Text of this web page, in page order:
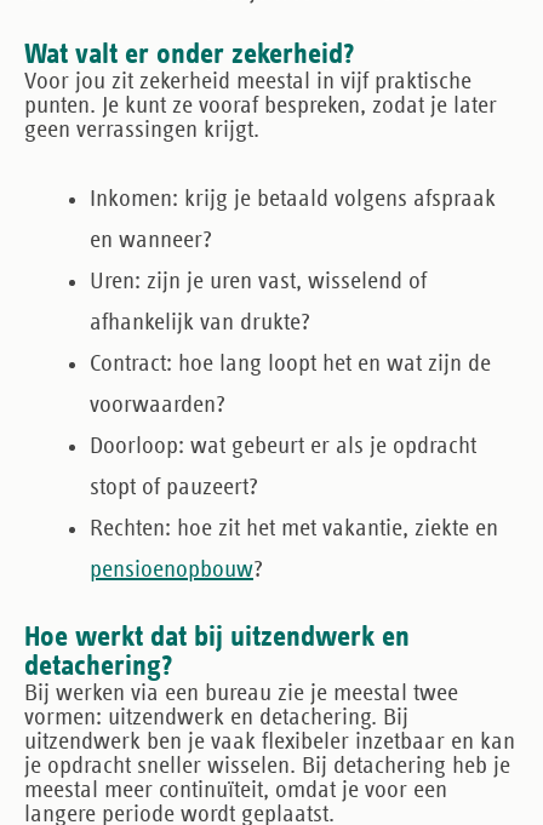
Wat valt er onder zekerheid?
Voor jou zit zekerheid meestal in vijf praktische
punten. Je kunt ze vooraf bespreken, zodat je later
geen verrassingen krijgt.
Inkomen: krijg je betaald volgens afspraak
en wanneer?
Uren: zijn je uren vast, wisselend of
afhankelijk van drukte?
Contract: hoe lang loopt het en wat zijn de
voorwaarden?
Doorloop: wat gebeurt er als je opdracht
stopt of pauzeert?
Rechten: hoe zit het met vakantie, ziekte en
pensioenopbouw?
Hoe werkt dat bij uitzendwerk en
detachering?
Bij werken via een bureau zie je meestal twee
vormen: uitzendwerk en detachering. Bij
uitzendwerk ben je vaak flexibeler inzetbaar en kan
je opdracht sneller wisselen. Bij detachering heb je
meestal meer continuïteit, omdat je voor een
langere periode wordt geplaatst.